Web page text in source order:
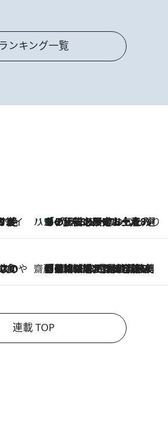
ランキング一覧
ワイ ハワイ賢者 リサのお気に入りリスト2026.8.6
あの伝説の限定トートも！ リニューアルした「ディーン＆デルーカ ハワイ」で必須のお土産8選
齋藤 薫 美容脳ルネサンス
2026.8.6
「荷物が増えるほど旅ストレスは増す」美容ジャーナリストがたどり着いた最終結論。“化粧品を劇的に減らす”感動の凝縮美容とは
連載 TOP